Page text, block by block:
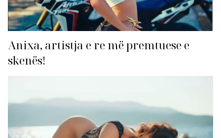
Anixa, artistja e re më premtuese e
skenës!